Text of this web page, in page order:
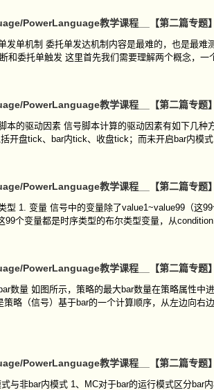
PowerLanguage教学课程__【第二篇专题
发单机制 委托单发达机制内容是最难的，也是最
和委托单触发 这里首先我们需要理解两个概念，一
PowerLanguage教学课程__【第二篇专题
本的驱动因素 信号脚本计算的驱动因素有如下几
开盘tick、bar内tick、收盘tick；而未开启bar内模
PowerLanguage教学课程__【第二篇专题
型 1. 变量 信号中的变量除了value1~value99（这
99个变量都是时序类型的布尔类型变量，从
PowerLanguage教学课程__【第二篇专题
数量 如图所示，策略的最大bar数量在策略属性
策略（信号）基于bar的一个计算顺序，从左边向
PowerLanguage教学课程__【第二篇专题
与非bar内模式 1、MC对于bar的运行模式区分bar